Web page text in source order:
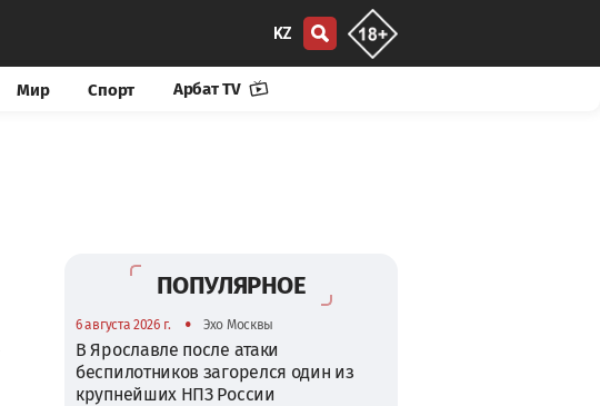
KZ
Мир Спорт Арбат TV
ПОПУЛЯРНОЕ
6 августа 2026 г. • Эхо Москвы
В Ярославле после атаки
беспилотников загорелся один из
крупнейших НПЗ России